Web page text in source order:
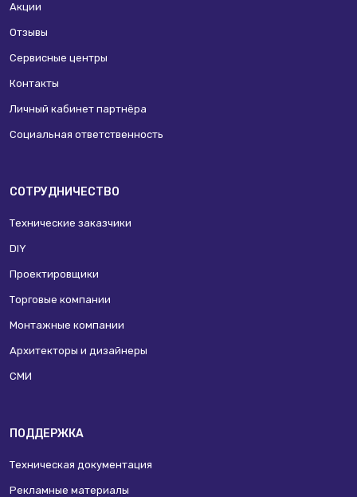
Акции
Отзывы
Сервисные центры
Контакты
Личный кабинет партнёра
Социальная ответственность
СОТРУДНИЧЕСТВО
Технические заказчики
DIY
Проектировщики
Торговые компании
Монтажные компании
Архитекторы и дизайнеры
СМИ
ПОДДЕРЖКА
Техническая документация
Рекламные материалы